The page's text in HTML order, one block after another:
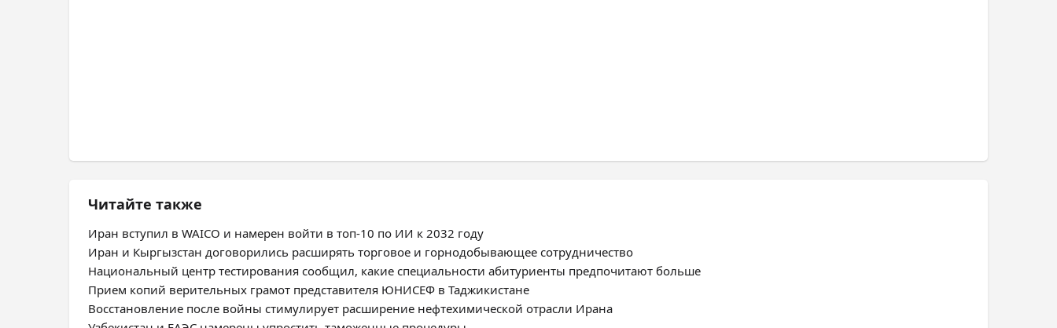
Читайте также
Иран вступил в WAICO и намерен войти в топ-10 по ИИ к 2032 году
Иран и Кыргызстан договорились расширять торговое и горнодобывающее сотрудничество
Национальный центр тестирования сообщил, какие специальности абитуриенты предпочитают больше
Прием копий верительных грамот представителя ЮНИСЕФ в Таджикистане
Восстановление после войны стимулирует расширение нефтехимической отрасли Ирана